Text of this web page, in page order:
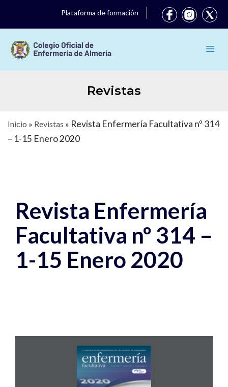
Plataforma de formación
Revistas
Inicio » Revistas » Revista Enfermería Facultativa nº 314
– 1-15 Enero 2020
Revista Enfermería
Facultativa nº 314 –
1-15 Enero 2020